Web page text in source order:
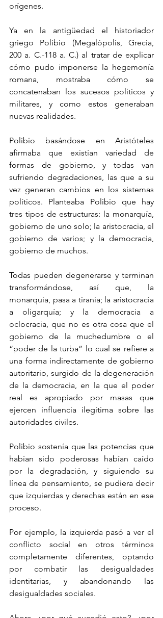
orígenes.
Ya en la antigüedad el historiador
griego Polibio (Megalópolis, Grecia,
200 a. C.-118 a. C.) al tratar de explicar
cómo pudo imponerse la hegemonía
romana, mostraba cómo se
concatenaban los sucesos políticos y
militares, y como estos generaban
nuevas realidades.
Polibio basándose en Aristóteles
afirmaba que existían variedad de
formas de gobierno, y todas van
sufriendo degradaciones, las que a su
vez generan cambios en los sistemas
políticos. Planteaba Polibio que hay
tres tipos de estructuras: la monarquía,
gobierno de uno solo; la aristocracia, el
gobierno de varios; y la democracia,
gobierno de muchos.
Todas pueden degenerarse y terminan
transformándose, así que, la
monarquía, pasa a tiranía; la aristocracia
a oligarquía; y la democracia a
oclocracia, que no es otra cosa que el
gobierno de la muchedumbre o el
“poder de la turba” lo cual se refiere a
una forma indirectamente de gobierno
autoritario, surgido de la degeneración
de la democracia, en la que el poder
real es apropiado por masas que
ejercen influencia ilegítima sobre las
autoridades civiles.
Polibio sostenía que las potencias que
habían sido poderosas habían caído
por la degradación, y siguiendo su
línea de pensamiento, se pudiera decir
que izquierdas y derechas están en ese
proceso.
Por ejemplo, la izquierda pasó a ver el
conflicto social en otros términos
completamente diferentes, optando
por combatir las desigualdades
identitarias, y abandonando las
desigualdades sociales.